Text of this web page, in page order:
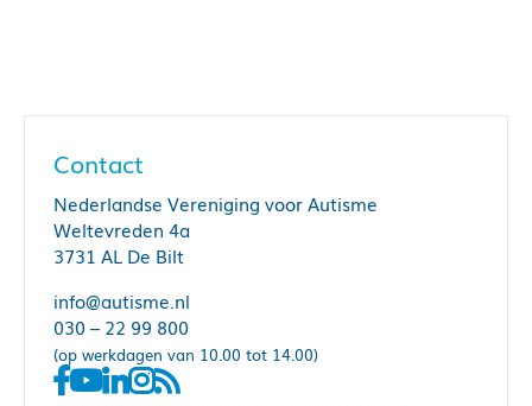
Contact
Nederlandse Vereniging voor Autisme
Weltevreden 4a
3731 AL De Bilt
info@autisme.nl
030 – 22 99 800
(op werkdagen van 10.00 tot 14.00)